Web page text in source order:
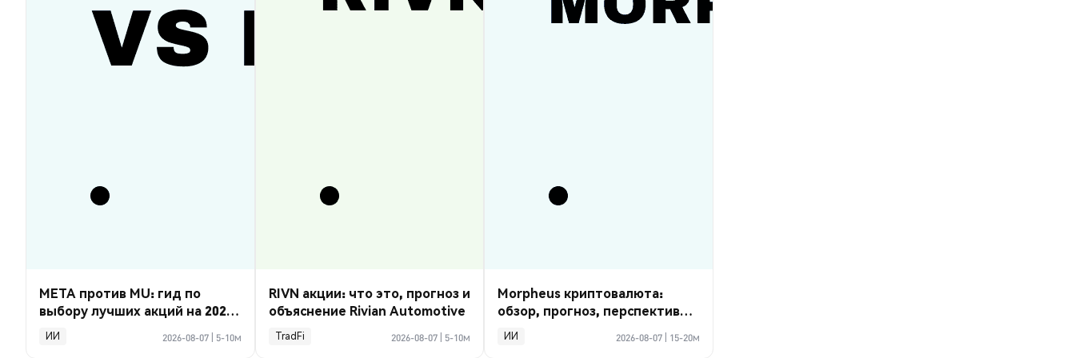
META против MU: гид по
выбору лучших акций на 2026
год
ИИ 2026-08-07 5-10м
RIVN акции: что это, прогноз и
объяснение Rivian Automotive
TradFi 2026-08-07 5-10м
Morpheus криптовалюта:
обзор, прогноз, перспективы
2026
ИИ 2026-08-07 15-20м